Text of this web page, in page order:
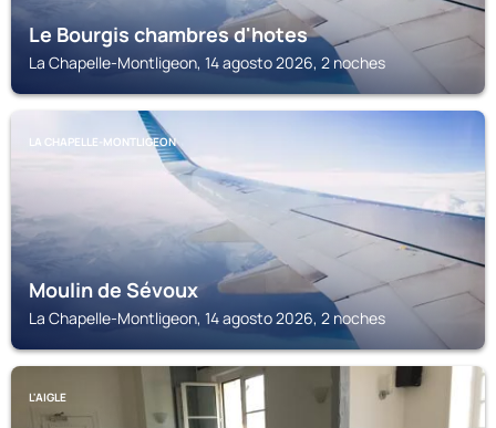
Le Bourgis chambres d'hotes
La Chapelle-Montligeon, 14 agosto 2026, 2 noches
LA CHAPELLE-MONTLIGEON
Moulin de Sévoux
La Chapelle-Montligeon, 14 agosto 2026, 2 noches
L'AIGLE